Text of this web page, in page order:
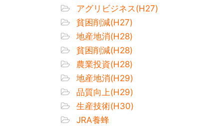
アグリビジネス(H27)
貧困削減(H27)
地産地消(H28)
貧困削減(H28)
農業投資(H28)
地産地消(H29)
品質向上(H29)
生産技術(H30)
JRA養蜂